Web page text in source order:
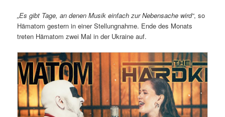
„Es gibt Tage, an denen Musik einfach zur Nebensache wird“, so
Hämatom gestern in einer Stellungnahme. Ende des Monats
treten Hämatom zwei Mal in der Ukraine auf.